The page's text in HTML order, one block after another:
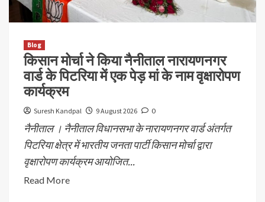
Blog
किसान मोर्चा ने किया नैनीताल नारायणनगर
वार्ड के पिटरिया में एक पेड़ मां के नाम वृक्षारोपण
कार्यक्रम
Suresh Kandpal 9 August 2026 0
नैनीताल । नैनीताल विधानसभा के नारायणनगर वार्ड अंतर्गत
पिटरिया क्षेत्र में भारतीय जनता पार्टी किसान मोर्चा द्वारा
वृक्षारोपण कार्यक्रम आयोजित...
Read More